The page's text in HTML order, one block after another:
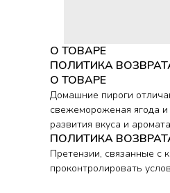
О ТОВАРЕ
ПОЛИТИКА
О ТОВАРЕ
Домашние пироги
свежемороженая ягода
развития вкуса и
ПОЛИТИКА
Претензии, связанные с
проконтролировать